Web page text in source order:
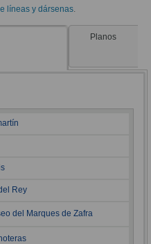
líneas y dársenas.
Planos
Rey
del Marques de Zafra